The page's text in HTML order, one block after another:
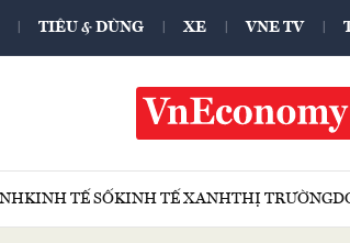
TIÊU & DÙNG XE VNE TV
KINH TẾ SỐKINH TẾ XANHTHỊ TRƯỜNG